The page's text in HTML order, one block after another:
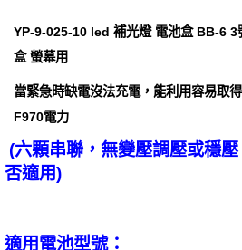
YP-9-025-10 led 補光燈 電池盒 BB-6 3
盒 螢幕用
當緊急時缺電沒法充電，能利用容易取
F970電力
(六顆串聯，無變壓調壓或穩
否適用)
適用電池型號：